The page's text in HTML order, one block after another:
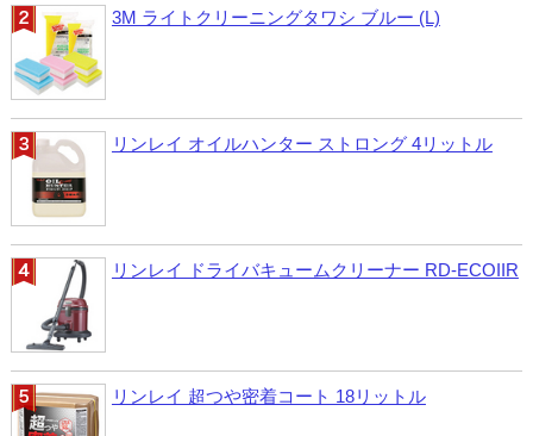
3M ライトクリーニングタワシ ブルー (L)
リンレイ オイルハンター ストロング 4リットル
リンレイ ドライバキュームクリーナー RD-ECOIIR
リンレイ 超つや密着コート 18リットル